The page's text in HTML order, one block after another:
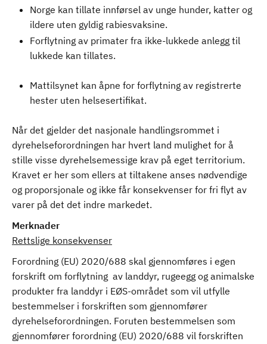
Norge kan tillate innførsel av unge hunder, katter og
ildere uten gyldig rabiesvaksine.
Forflytning av primater fra ikke-lukkede anlegg til
lukkede kan tillates.
Mattilsynet kan åpne for forflytning av registrerte
hester uten helsesertifikat.
Når det gjelder det nasjonale handlingsrommet i
dyrehelseforordningen har hvert land mulighet for å
stille visse dyrehelsemessige krav på eget territorium.
Kravet er her som ellers at tiltakene anses nødvendige
og proporsjonale og ikke får konsekvenser for fri flyt av
varer på det det indre markedet.
Merknader
Rettslige konsekvenser
Forordning (EU) 2020/688 skal gjennomføres i egen
forskrift om forflytning av landdyr, rugeegg og animalske
produkter fra landdyr i EØS-området som vil utfylle
bestemmelser i forskriften som gjennomfører
dyrehelseforordningen. Foruten bestemmelsen som
gjennomfører forordning (EU) 2020/688 vil forskriften